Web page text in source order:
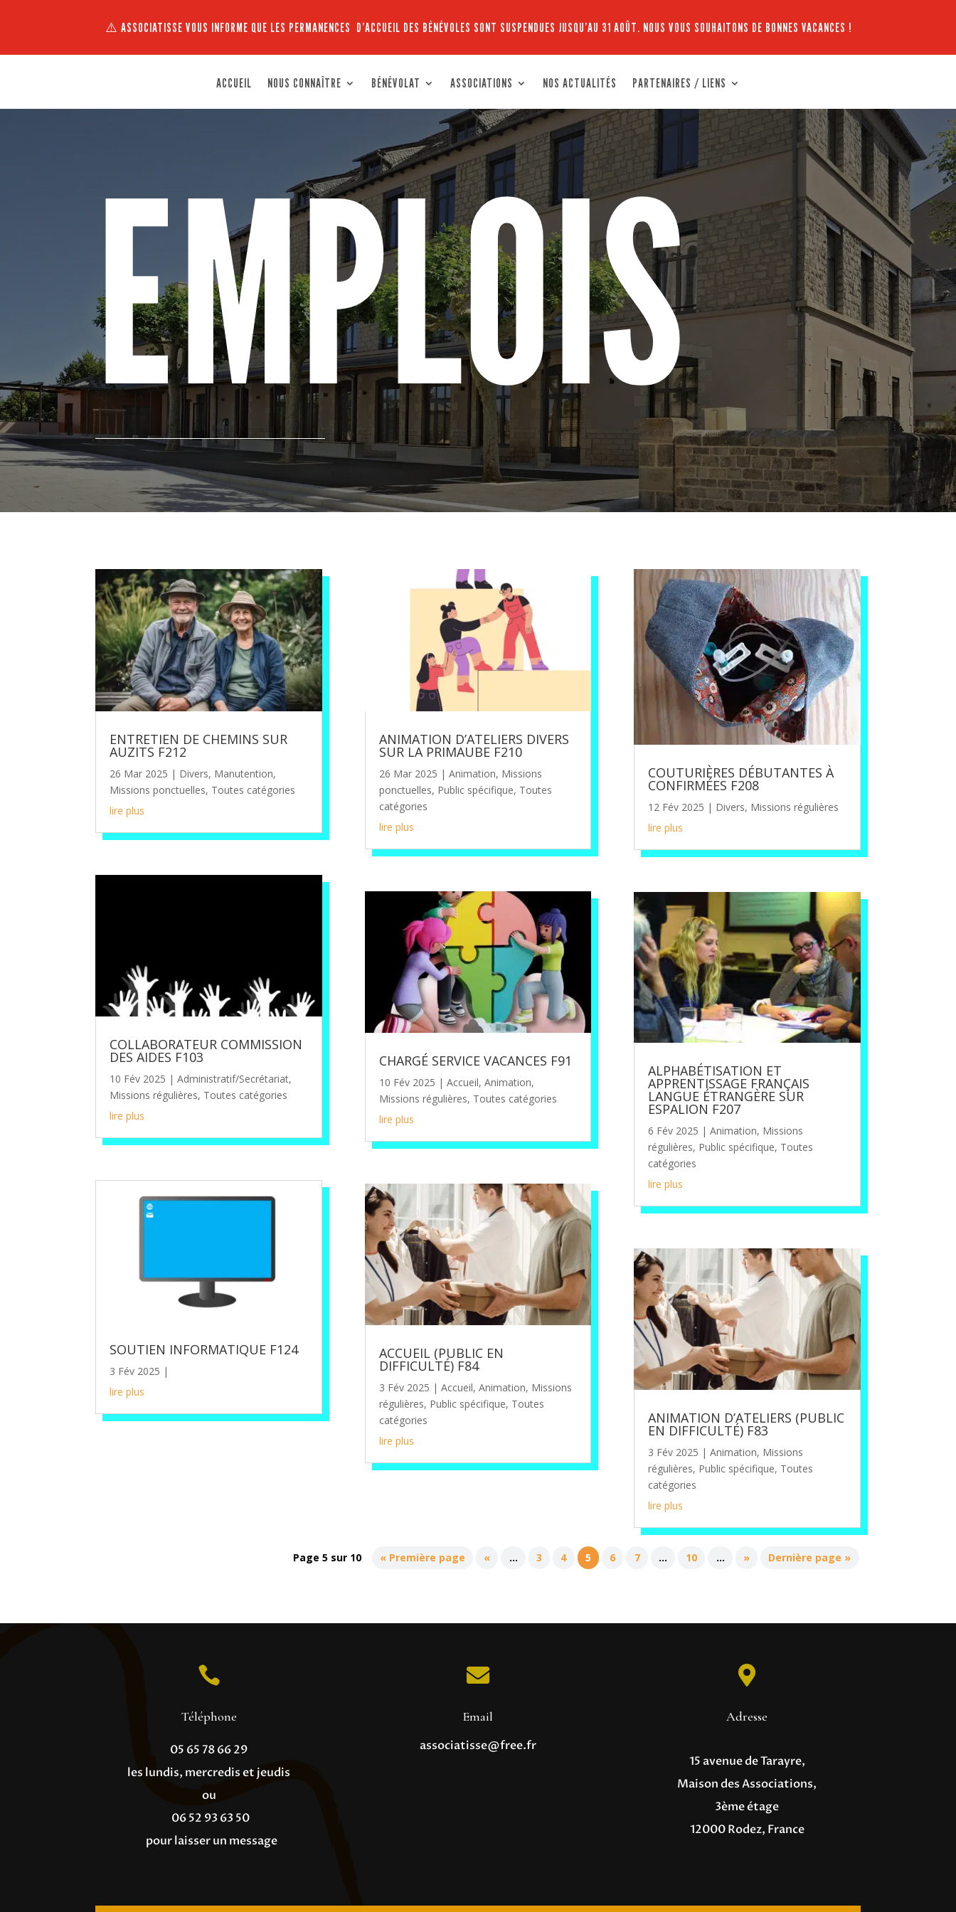
⚠️ ASSOCIATISSE VOUS INFORME QUE LES PERMANENCES D’ACCUEIL DES BÉNÉVOLES SONT SUSPENDUES JUSQU’AU 31 AOÛT. NOUS VOUS SOUHAITONS DE BONNES VACANCES !
ACCUEIL NOUS CONNAÎTRE BÉNÉVOLAT ASSOCIATIONS NOS ACTUALITÉS PARTENAIRES / LIENS
EMPLOIS
ENTRETIEN DE CHEMINS SUR
AUZITS F212
26 Mar 2025 | Divers, Manutention,
Missions ponctuelles, Toutes catégories
lire plus
COLLABORATEUR COMMISSION
DES AIDES F103
10 Fév 2025 |Administratif/Secrétariat,
Missions régulières, Toutes catégories
lire plus
SOUTIEN INFORMATIQUE F124
3 Fév 2025 |
lire plus
ANIMATION D’ATELIERS DIVERS
SUR LA PRIMAUBE F210
26 Mar 2025 | Animation, Missions
ponctuelles, Public spécifique, Toutes
catégories
lire plus
CHARGÉ SERVICE VACANCES F91
10 Fév 2025 | Accueil, Animation,
Missions régulières, Toutes catégories
lire plus
ACCUEIL (PUBLIC EN
DIFFICULTÉ) F84
3 Fév 2025 | Accueil, Animation, Missions
régulières, Public spécifique, Toutes
catégories
lire plus
COUTURIÈRES DÉBUTANTES À
CONFIRMÉES F208
12 Fév 2025 | Divers, Missions régulières
lire plus
ALPHABÉTISATION ET
APPRENTISSAGE FRANÇAIS
LANGUE ÉTRANGÈRE SUR
ESPALION F207
6 Fév 2025 | Animation, Missions
régulières, Public spécifique, Toutes
catégories
lire plus
ANIMATION D’ATELIERS (PUBLIC
EN DIFFICULTÉ) F83
3 Fév 2025 | Animation, Missions
régulières, Public spécifique, Toutes
catégories
lire plus
Page 5 sur 10 « Première page « … 3 4 5 6 7 … 10 … » Dernière page »

Téléphone
05 65 78 66 29
les lundis, mercredis et jeudis
ou
06 52 93 63 50
pour laisser un message

Email
associatisse@free.fr

Adresse
15 avenue de Tarayre,
Maison des Associations,
3ème étage
12000 Rodez, France